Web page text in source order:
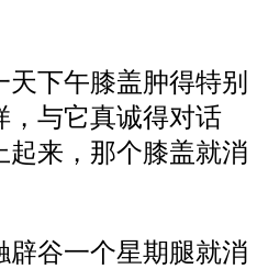
天下午膝盖肿得特别
，与它真诚得对话
起来，那个膝盖就消
辟谷一个星期腿就消